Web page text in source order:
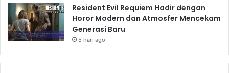
Resident Evil Requiem Hadir dengan
Horor Modern dan Atmosfer Mencekam
Generasi Baru
5 hari ago